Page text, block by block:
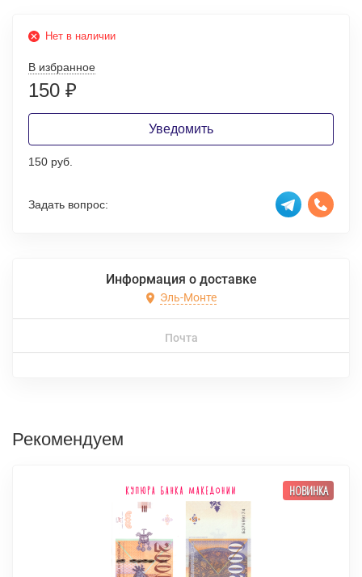
Нет в наличии
В избранное
150 ₽
Уведомить
150 руб.
Задать вопрос:
Информация о доставке
Эль-Монте
Почта
Рекомендуем
НОВИНКА